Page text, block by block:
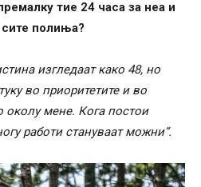
тие 24 часа за неа и
сите полиња?
изгледаат како 48, но
во приоритетите и во
околу мене. Кога постои
работи стануваат можни“.